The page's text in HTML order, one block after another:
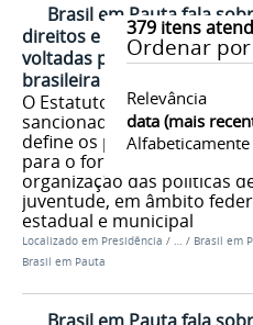
379itens
Ordenar por
Relevância
data (mais
Alfabeticamente
Brasil em Pauta fala
direitos e políticas públicas
voltadas para a juventude
brasileira
O Estatuto da Juventude,
sancionado no dia 5 de
define os princípios e
para o fortalecimento e a
organização das políticas
juventude, em âmbito
estadual e municipal
Localizado em Presidência / … / Brasil em
Brasil em Pauta
Brasil em Pauta fala